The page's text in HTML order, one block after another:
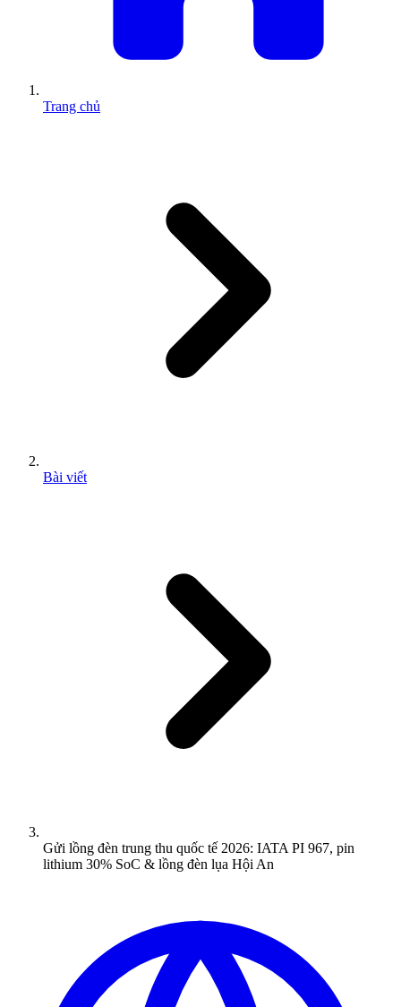
Trang chủ
Bài viết
Gửi lồng đèn trung thu quốc tế 2026: IATA PI 967, pin
lithium 30% SoC & lồng đèn lụa Hội An